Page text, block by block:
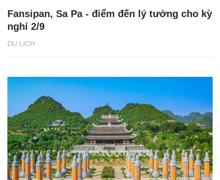
DU LỊCH
Fansipan, Sa Pa - điểm đến lý tưởng cho kỳ
nghỉ 2/9